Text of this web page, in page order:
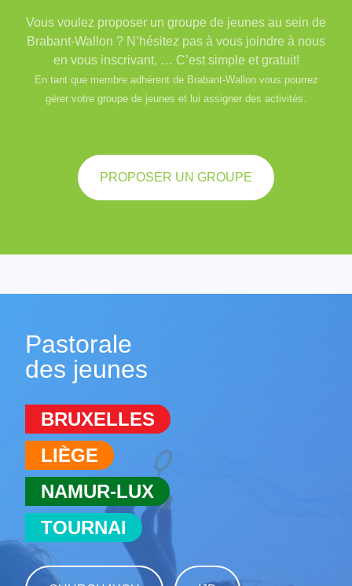
Vous voulez proposer un groupe de jeunes au sein de
Brabant-Wallon ? N’hésitez pas à vous joindre à nous
en vous inscrivant, … C’est simple et gratuit!
En tant que membre adhérent de Brabant-Wallon vous pourrez
gérer votre groupe de jeunes et lui assigner des activités.
PROPOSER UN GROUPE
Pastorale
des jeunes
BRUXELLES
LIÈGE
NAMUR-LUX
TOURNAI